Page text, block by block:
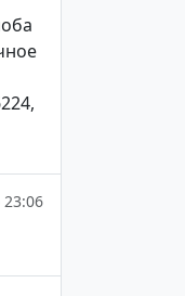
23:06